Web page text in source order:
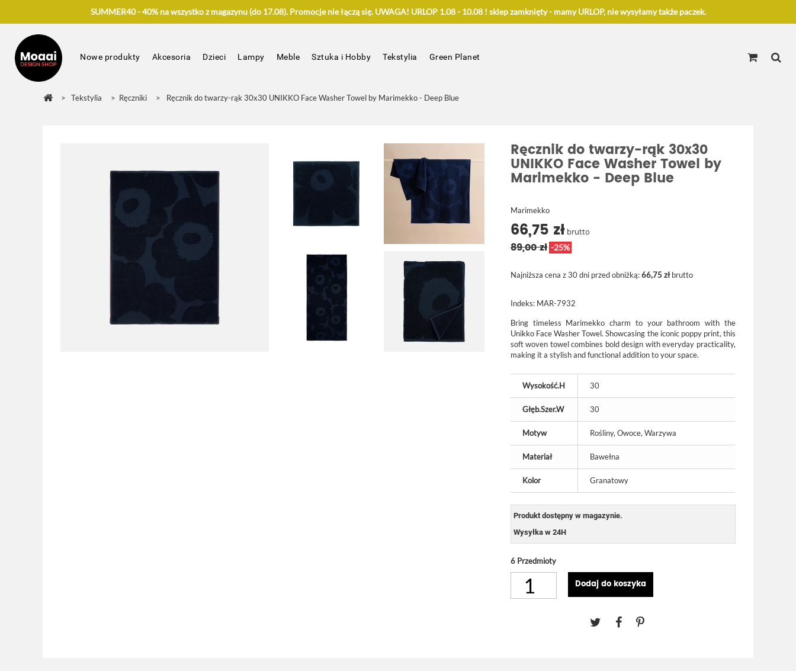
SUMMER40 - 40% na wszystko z magazynu (do 17.08). Promocje nie łączą się. UWAGA! URLOP 1.08 - 10.08 ! sklep zamknięty - mamy URLOP, nie wysyłamy także paczek.
Nowe produkty Akcesoria Dzieci Lampy Meble Sztuka i Hobby Tekstylia Green Planet
> Tekstylia > Ręczniki > Ręcznik do twarzy-rąk 30x30 UNIKKO Face Washer Towel by Marimekko - Deep Blue
Ręcznik do twarzy-rąk 30x30
UNIKKO Face Washer Towel by
Marimekko - Deep Blue
Marimekko
66,75 zł brutto
89,00 zł -25%
Najniższa cena z 30 dni przed obniżką:66,75 złbrutto
Indeks: MAR-7932
Bring timeless Marimekko charm to your bathroom with the
Unikko Face Washer Towel. Showcasing the iconic poppy print, this
soft woven towel combines bold design with everyday practicality,
making it a stylish and functional addition to your space.
Wysokość.H 30
Głęb.Szer.W 30
Motyw Rośliny, Owoce, Warzywa
Materiał Bawełna
Kolor Granatowy
Produkt dostępny w magazynie.
Wysyłka w 24H
6 Przedmioty
Dodaj do koszyka